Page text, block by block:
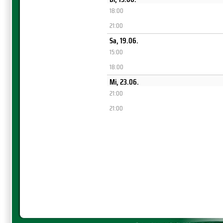
18:00
21:00
Sa, 19.06.
15:00
18:00
Mi, 23.06.
21:00
21:00